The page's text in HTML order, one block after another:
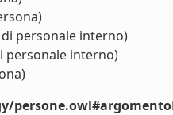
personale interno)
personale interno)